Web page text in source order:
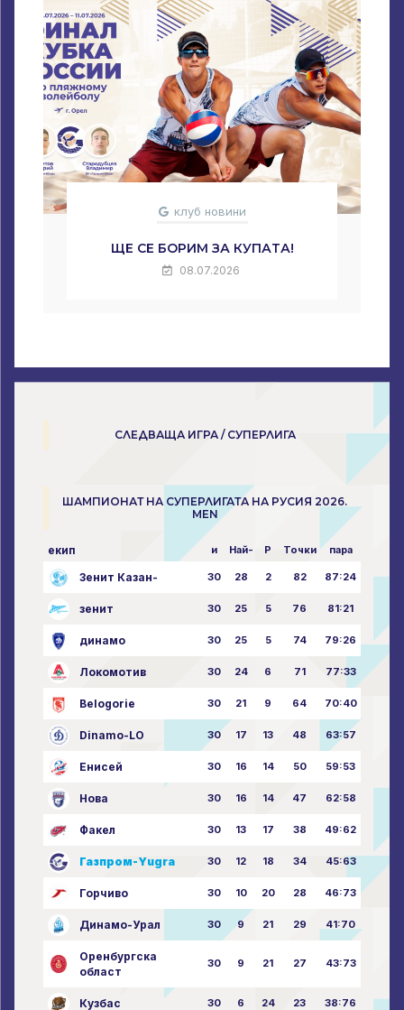
клуб новини
ЩЕ СЕ БОРИМ ЗА КУПАТА!
08.07.2026
СЛЕДВАЩА ИГРА / СУПЕРЛИГА
ШАМПИОНАТ НА СУПЕРЛИГАТА НА РУСИЯ 2026.
MEN
екип и Най- P Точки пара
Зенит Казан- 30 28 2 82 87:24
зенит 30 25 5 76 81:21
динамо 30 25 5 74 79:26
Локомотив 30 24 6 71 77:33
Belogorie 30 21 9 64 70:40
Dinamo-LO 30 17 13 48 63:57
Енисей 30 16 14 50 59:53
Нова 30 16 14 47 62:58
Факел 30 13 17 38 49:62
Газпром-Yugra 30 12 18 34 45:63
Горчиво 30 10 20 28 46:73
Динамо-Урал 30 9 21 29 41:70
Оренбургска
област
30 9 21 27 43:73
Кузбас 30 6 24 23 38:76